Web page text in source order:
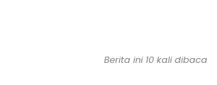
Berita ini 10 kali dibaca